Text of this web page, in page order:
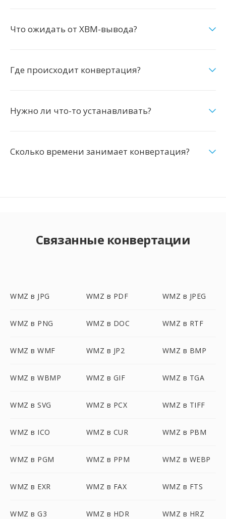
Что ожидать от XBM-вывода?
Где происходит конвертация?
Нужно ли что-то устанавливать?
Сколько времени занимает конвертация?
Связанные конвертации
WMZ в JPG WMZ в PDF WMZ в JPEG
WMZ в PNG WMZ в DOC WMZ в RTF
WMZ в WMF WMZ в JP2 WMZ в BMP
WMZ в WBMP WMZ в GIF WMZ в TGA
WMZ в SVG WMZ в PCX WMZ в TIFF
WMZ в ICO WMZ в CUR WMZ в PBM
WMZ в PGM WMZ в PPM WMZ в WEBP
WMZ в EXR WMZ в FAX WMZ в FTS
WMZ в G3 WMZ в HDR WMZ в HRZ